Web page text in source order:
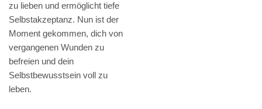
zu lieben und ermöglicht tiefe
Selbstakzeptanz. Nun ist der
Moment gekommen, dich von
vergangenen Wunden zu
befreien und dein
Selbstbewusstsein voll zu
leben.